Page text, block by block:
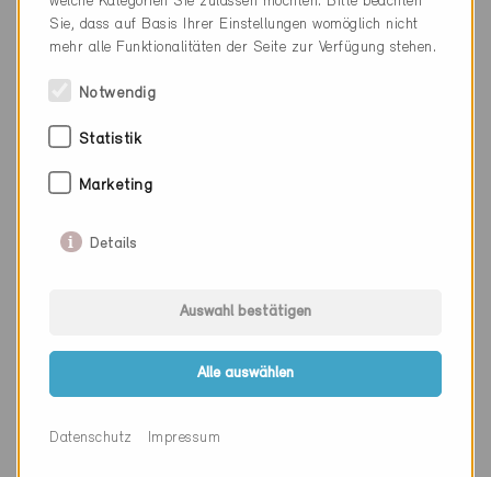
Kanton Bern
Webseite
Firma
Firma
Sie, dass auf Basis Ihrer Einstellungen womöglich nicht
mehr alle Funktionalitäten der Seite zur Verfügung stehen.
Notwendig
Statistik
Marketing
Details
Auswahl bestätigen
Alle auswählen
Datenschutz Impressum